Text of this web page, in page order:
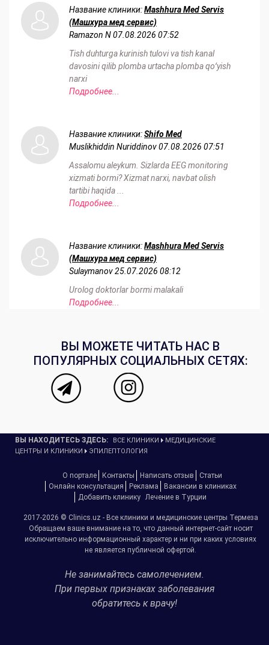
Название клиники:Mashhura Med Servis
(Машхура мед сервис)
Ramazon N07.08.2026 07:52
Tish duhturga kurinish tulovi va tish kanal
davosini qilib plomba urtacha plomba qoʻyish
narxi
Подробнее...
Название клиники:Shifo Med
Muslikhiddin Nuriddinov07.08.2026 07:51
Assalomu aleykum. Sizlarda EEG monitoring
xizmati bormi? Xizmat narxi, navbat olish
tartibi haqida ...
Подробнее...
Название клиники:Mashhura Med Servis
(Машхура мед сервис)
Sulaymanov25.07.2026 08:12
Urolog doktorlar bormi malakali
Подробнее...
ВЫ МОЖЕТЕ ЧИТАТЬ НАС В
ПОПУЛЯРНЫХ СОЦИАЛЬНЫХ СЕТЯХ:
ВЫ НАХОДИТЕСЬ ЗДЕСЬ: ВСЕ КЛИНИКИ
МЕДИЦИНСКИЕ
ЦЕНТРЫ И КЛИНИКИ
ЭПИЛЕПТОЛОГИЯ
О портале Контакты Написать отзыв
Статьи
Онлайн консультация
Реклама
Вакансии в клиниках
Добавить клинику
Лечение в Турции
2017-2026 © Clinics.uz - Все клиники и медицинские центры Термеза
Обращаем ваше внимание на то, что данный интернет-сайт носит
исключительно информационный характер и ни при каких условиях
не является публичной офертой.
Не занимайтесь самолечением.
При первых признаках заболевания
обратитесь к врачу!